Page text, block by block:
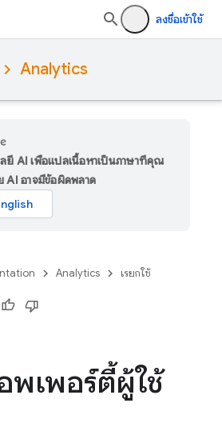
ลงชื่อเข้าใช้
Analytics
ยี AI เพื่อแปลเนื้อหาเป็นภาษาที่คุณ
AI อาจมีข้อผิดพลาด
Analytics เรียกใช้
พเพอร์ตี้ผู้ใช้